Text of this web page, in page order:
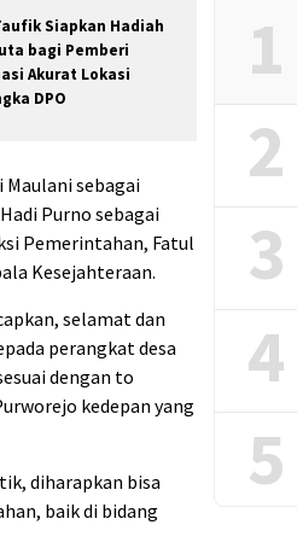
Siapkan Hadiah
bagi Pemberi
Akurat Lokasi
DPO
Maulani sebagai
Purno sebagai
Pemerintahan, Fatul
Kesejahteraan.
selamat dan
perangkat desa
dengan to
kedepan yang
diharapkan bisa
baik di bidang
1
2
3
4
5